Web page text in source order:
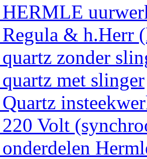
& h.Herr
zonder
met slinger
Volt